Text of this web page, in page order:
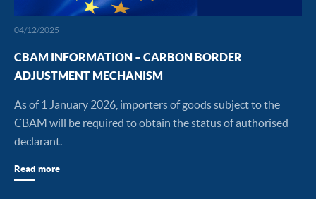
04/12/2025
CBAM INFORMATION – CARBON BORDER
ADJUSTMENT MECHANISM
As of 1 January 2026, importers of goods subject to the
CBAM will be required to obtain the status of authorised
declarant.
Read more